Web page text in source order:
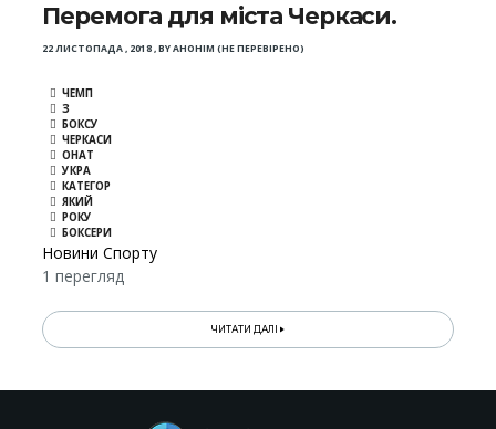
Перемога для міста Черкаси.
22 ЛИСТОПАДА , 2018,BYАНОНІМ (НЕ ПЕРЕВІРЕНО)
ЧЕМП
З
БОКСУ
ЧЕРКАСИ
ОНАТ
УКРА
КАТЕГОР
ЯКИЙ
РОКУ
БОКСЕРИ
Новини Спорту
1 перегляд
ЧИТАТИ ДАЛІ